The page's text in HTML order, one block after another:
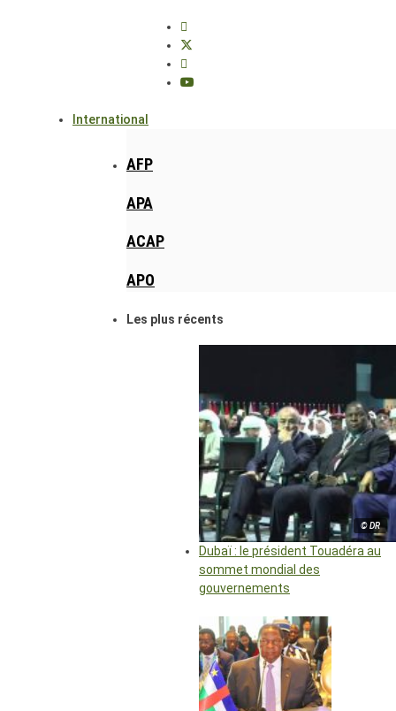
International
AFP
APA
ACAP
APO
Les plus récents
© DR
Dubaï : le président Touadéra au
sommet mondial des
gouvernements